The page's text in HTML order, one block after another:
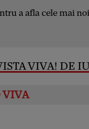
a afla cele mai
VIVA! DE